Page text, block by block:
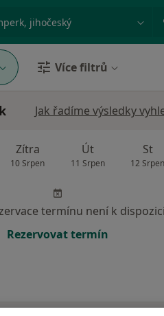
nebo region
Více filtrů
Jak řadíme výsledky
Zítra
10 Srpen
Út
11 Srpen
St
12 Srpen
termínu není k dispozici
Rezervovat termín